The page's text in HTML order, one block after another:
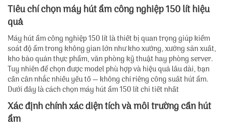
Tiêu chí chọn máy hút ẩm công nghiệp 150 lít hiệu
quả
Máy hút ẩm công nghiệp 150 lít là thiết bị quan trọng giúp kiểm
soát độ ẩm trong không gian lớn như kho xưởng, xưởng sản xuất,
kho bảo quản thực phẩm, văn phòng kỹ thuật hay phòng server.
Tuy nhiên để chọn được model phù hợp và hiệu quả lâu dài, bạn
cần cân nhắc nhiều yếu tố — không chỉ riêng công suất hút ẩm.
Dưới đây là cách chọn máy hút ẩm 150 lít chi tiết nhất
Xác định chính xác diện tích và môi trường cần hút
ẩm